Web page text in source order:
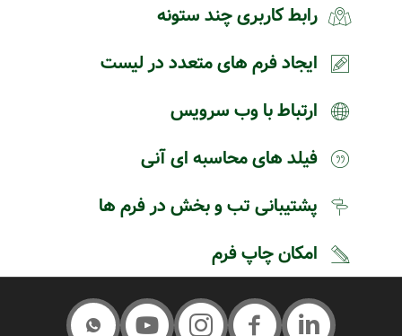
رابط کاربری چند ستونه
ایجاد فرم های متعدد در لیست
ارتباط با وب سرویس
فیلد های محاسبه ای آنی
پشتیبانی تب و بخش در فرم ها
امکان چاپ فرم